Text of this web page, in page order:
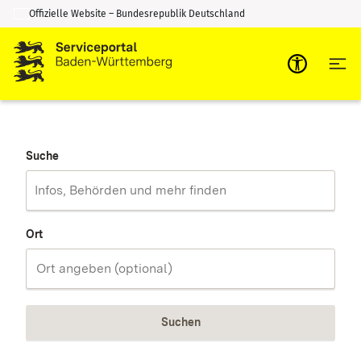
Zum Inhalt springen
Zur Suche springen
Offizielle Website – Bundesrepublik Deutschland
Suche
Ort
Suchen